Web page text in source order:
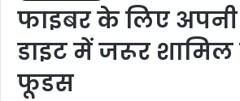
फाइबर के लिए
डाइट में जरूर
फूडस